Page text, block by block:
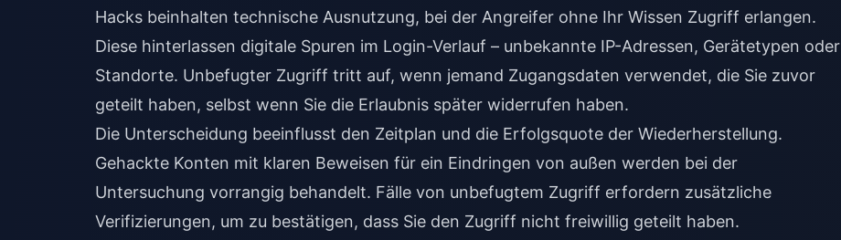
Hacks beinhalten technische Ausnutzung, bei der Angreifer ohne Ihr Wissen Zugriff erlangen.
Diese hinterlassen digitale Spuren im Login-Verlauf – unbekannte IP-Adressen, Gerätetypen oder
Standorte. Unbefugter Zugriff tritt auf, wenn jemand Zugangsdaten verwendet, die Sie zuvor
geteilt haben, selbst wenn Sie die Erlaubnis später widerrufen haben.
Die Unterscheidung beeinflusst den Zeitplan und die Erfolgsquote der Wiederherstellung.
Gehackte Konten mit klaren Beweisen für ein Eindringen von außen werden bei der
Untersuchung vorrangig behandelt. Fälle von unbefugtem Zugriff erfordern zusätzliche
Verifizierungen, um zu bestätigen, dass Sie den Zugriff nicht freiwillig geteilt haben.